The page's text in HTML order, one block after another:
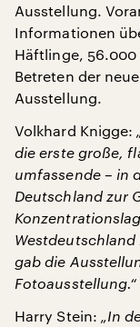
Ausstellung.
Informationen
Häftlinge, 56.000
Betreten der
Ausstellung.
Volkhard Knigge:
die erste große,
umfassende – in
Deutschland zur
gab die
Fotoausstellung.“
Harry Stein: „In